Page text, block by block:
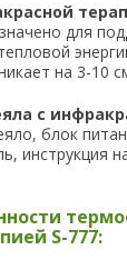
для
на 3-10
с
блок
инструкция
S-777: